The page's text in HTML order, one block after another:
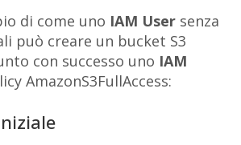
di come uno IAM User senza
può creare un bucket S3
con successo uno IAM
AmazonS3FullAccess: